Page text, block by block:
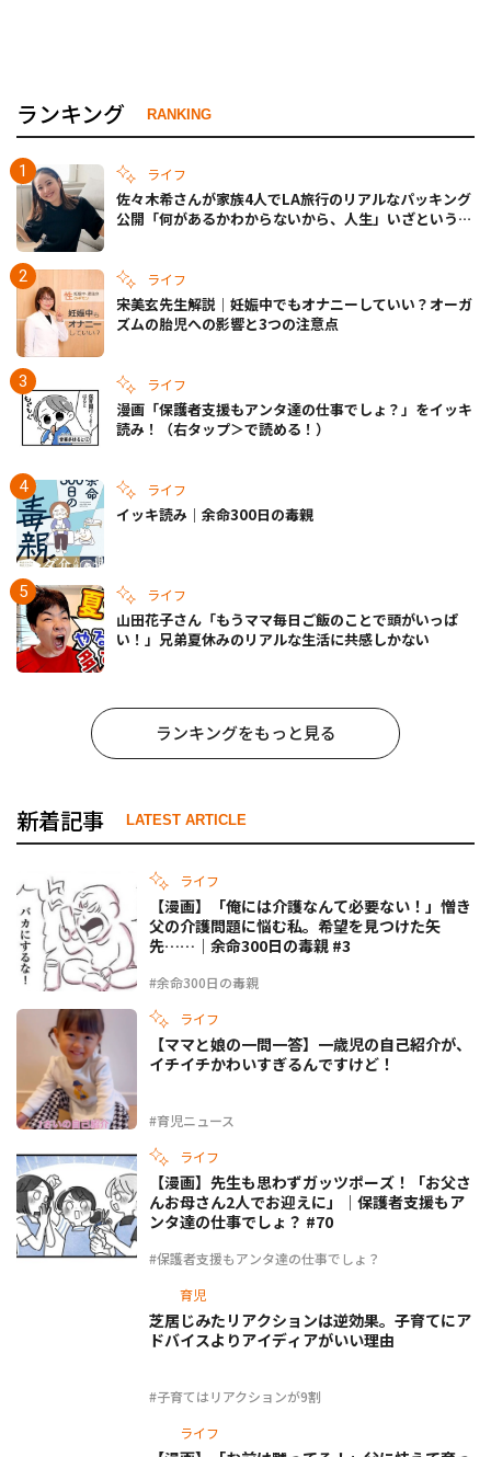
ランキング RANKING
ライフ
佐々木希さんが家族4人でLA旅行のリアルなパッキング
公開「何があるかわからないから、人生」いざというと
ライフ
宋美玄先生解説｜妊娠中でもオナニーしていい？オーガ
ズムの胎児への影響と3つの注意点
ライフ
漫画「保護者支援もアンタ達の仕事でしょ？」をイッキ
読み！（右タップ＞で読める！）
ライフ
イッキ読み｜余命300日の毒親
ライフ
山田花子さん「もうママ毎日ご飯のことで頭がいっぱ
い！」兄弟夏休みのリアルな生活に共感しかない
ランキングをもっと見る
新着記事 LATEST ARTICLE
ライフ
#余命300日の毒親
【漫画】「俺には介護なんて必要ない！」憎き
父の介護問題に悩む私。希望を見つけた矢
先……｜余命300日の毒親 #3
ライフ
#育児ニュース
【ママと娘の一問一答】一歳児の自己紹介が、
イチイチかわいすぎるんですけど！
ライフ
#保護者支援もアンタ達の仕事でしょ？
【漫画】先生も思わずガッツポーズ！「お父さ
んお母さん2人でお迎えに」｜保護者支援もア
ンタ達の仕事でしょ？ #70
育児
#子育てはリアクションが9割
芝居じみたリアクションは逆効果。子育てにア
ドバイスよりアイディアがいい理由
ライフ